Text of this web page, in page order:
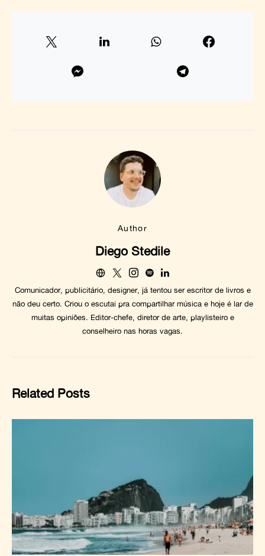
Author
Diego Stedile
Comunicador, publicitário, designer, já tentou ser escritor de livros e
não deu certo. Criou o escutai pra compartilhar música e hoje é lar de
muitas opiniões. Editor-chefe, diretor de arte, playlisteiro e
conselheiro nas horas vagas.
Related Posts